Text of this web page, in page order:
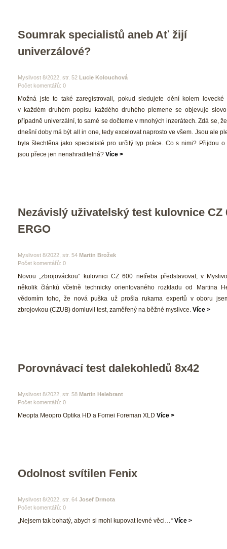
Soumrak specialistů aneb Ať žijí
univerzálové?
Myslivost 8/2022, str. 52 Lucie Kolouchová
Počet komentářů: 0
Možná jste to také zaregistrovali, pokud sledujete dění kolem lovecké
v každém druhém popisu každého druhého plemene se objevuje slovo
případně univerzální, to samé se dočteme v mnohých inzerátech. Zdá se,
dnešní doby má být all in one, tedy excelovat naprosto ve všem. Jsou ale
byla šlechtěna jako specialisté pro určitý typ práce. Co s nimi? Přijdou o
jsou přece jen nenahraditelná? Více >
Nezávislý uživatelský test kulovnice CZ
ERGO
Myslivost 8/2022, str. 54 Martin Brožek
Počet komentářů: 0
Novou „zbrojováckou“ kulovnici CZ 600 netřeba představovat, v
několik článků včetně technicky orientovaného rozkladu od Martina
vědomím toho, že nová puška už prošla rukama expertů v oboru
zbrojovkou (CZUB) domluvil test, zaměřený na běžné myslivce. Více >
Porovnávací test dalekohledů 8x42
Myslivost 8/2022, str. 58 Martin Helebrant
Počet komentářů: 0
Meopta Meopro Optika HD a Fomei Foreman XLD Více >
Odolnost svítilen Fenix
Myslivost 8/2022, str. 64 Josef Drmota
Počet komentářů: 0
„Nejsem tak bohatý, abych si mohl kupovat levné věci…“ Více >